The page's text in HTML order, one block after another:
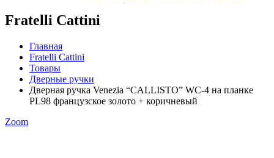
Fratelli Cattini
Главная
Fratelli Cattini
Товары
Дверные ручки
Дверная ручка Venezia “CALLISTO” WC-4 на планке
PL98 французское золото + коричневый
Zoom